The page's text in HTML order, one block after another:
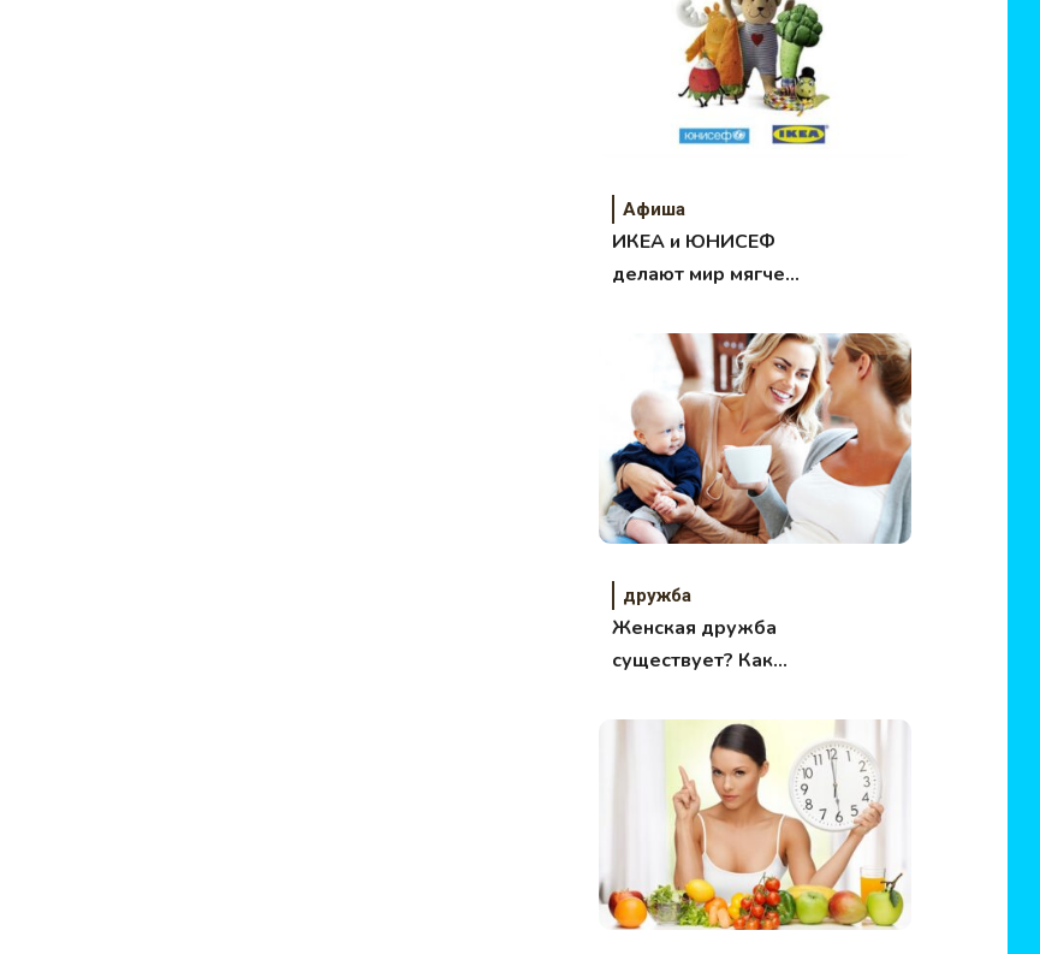
Афиша
ИКЕА и ЮНИСЕФ
делают мир мягче
людей на Земле!
дружба
Женская дружба
существует? Как
дружба?